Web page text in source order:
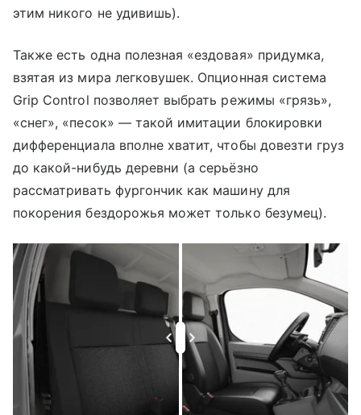
этим никого не удивишь).
Также есть одна полезная «ездовая» придумка,
взятая из мира легковушек. Опционная система
Grip Control позволяет выбрать режимы «грязь»,
«снег», «песок» — такой имитации блокировки
дифференциала вполне хватит, чтобы довезти груз
до какой-нибудь деревни (а серьёзно
рассматривать фургончик как машину для
покорения бездорожья может только безумец).